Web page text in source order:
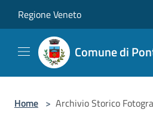
Regione Veneto
Comune di
Home > Archivio Storico